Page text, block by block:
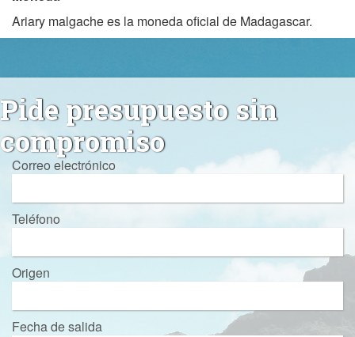
Ariary malgache es la moneda oficial de Madagascar.
Pide presupuesto sin
compromiso
Correo electrónico
Teléfono
Origen
Fecha de salida